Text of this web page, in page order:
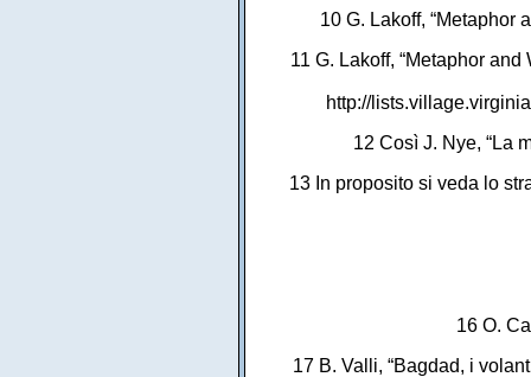
10 G. Lakoff, “Metaphor
11 G. Lakoff, “Metaphor
http://
12 Così J. Nye, “La
13 In proposito si veda lo
16 O.
17 B. Valli, “Bagdad, i